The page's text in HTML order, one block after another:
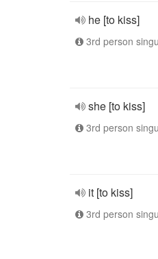
he [to kiss]
3rd person
she [to kiss]
3rd person
it [to kiss]
3rd person